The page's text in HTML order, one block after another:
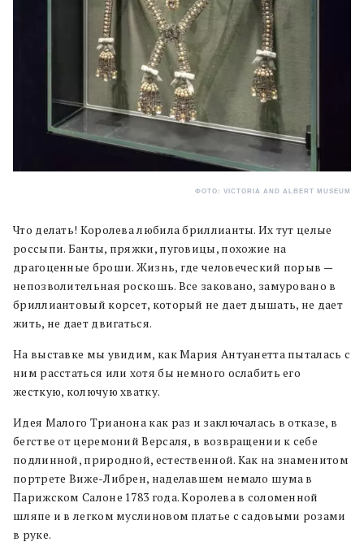
ФОТО: VICTORIA AND ALBERT MUSEUM
Что делать! Королева любила бриллианты. Их тут целые
россыпи. Банты, пряжки, пуговицы, похожие на
драгоценные броши. Жизнь, где человеческий порыв —
непозволительная роскошь. Все заковано, замуровано в
бриллиантовый корсет, который не дает дышать, не дает
жить, не дает двигаться.
На выставке мы увидим, как Мария Антуанетта пыталась с
ним расстаться или хотя бы немного ослабить его
жесткую, колючую хватку.
Идея Малого Трианона как раз и заключалась в отказе, в
бегстве от церемоний Версаля, в возвращении к себе
подлинной, природной, естественной. Как на знаменитом
портрете Виже-Либрен, наделавшем немало шума в
Парижском Салоне 1783 года. Королева в соломенной
шляпе и в легком муслиновом платье с садовыми розами
в руке.